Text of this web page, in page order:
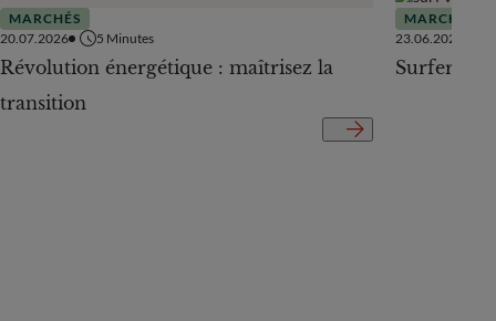
MARCHÉS
20.07.2026
5 Minutes
Révolution énergétique : maîtrisez la
transition
MARCHÉS
23.06.2026
Surfer sur